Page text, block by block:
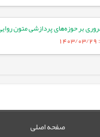
بر حوزه‌های پردازشی متون روایی
صفحه اصلی